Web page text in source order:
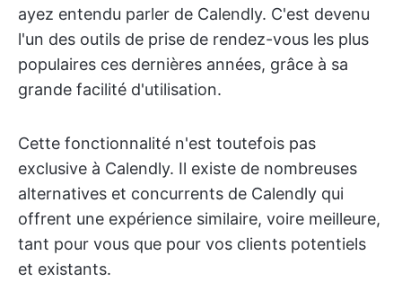
ayez entendu parler de Calendly. C'est devenu
l'un des outils de prise de rendez-vous les plus
populaires ces dernières années, grâce à sa
grande facilité d'utilisation.
Cette fonctionnalité n'est toutefois pas
exclusive à Calendly. Il existe de nombreuses
alternatives et concurrents de Calendly qui
offrent une expérience similaire, voire meilleure,
tant pour vous que pour vos clients potentiels
et existants.